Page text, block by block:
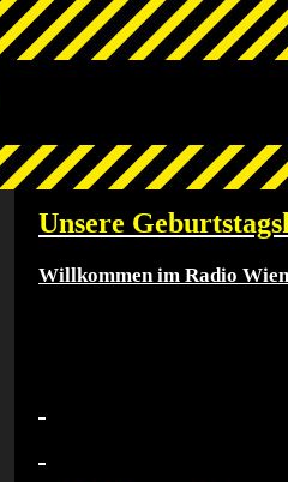
Unsere
Willkommen im Radio